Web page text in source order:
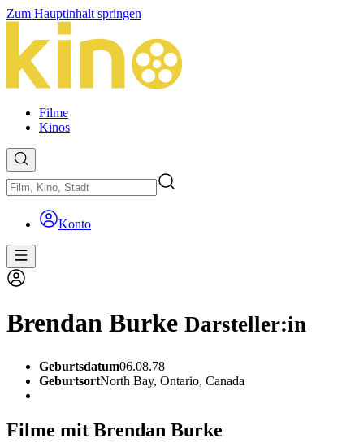
Zum Hauptinhalt springen
Filme
Kinos
Konto
Brendan Burke Darsteller:in
Geburtsdatum06.08.78
GeburtsortNorth Bay, Ontario, Canada
Filme mit Brendan Burke